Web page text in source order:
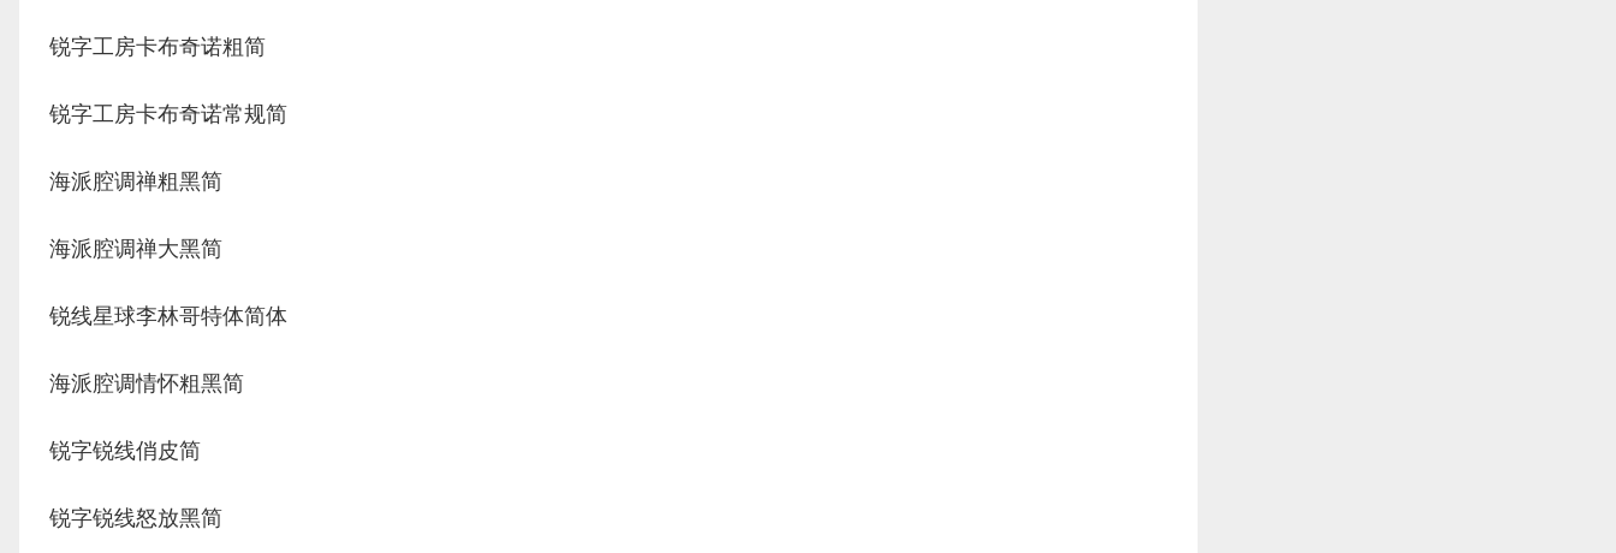
锐字工房卡布奇诺粗简
锐字工房卡布奇诺常规简
海派腔调禅粗黑简
海派腔调禅大黑简
锐线星球李林哥特体简体
海派腔调情怀粗黑简
锐字锐线俏皮简
锐字锐线怒放黑简